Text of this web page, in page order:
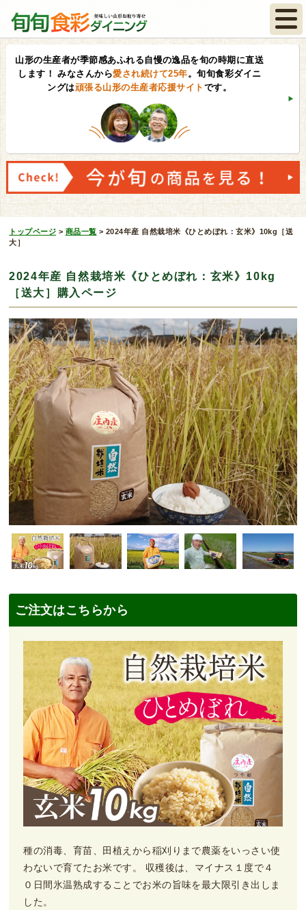
山形の生産者が季節感あふれる自慢の逸品を旬の時期に直送
します！ みなさんから愛され続けて25年。旬旬食彩ダイニ
ングは頑張る山形の生産者応援サイト です。
トップページ > 商品一覧 > 2024年産 自然栽培米《ひとめぼれ：玄米》10kg［送
大］
2024年産 自然栽培米《ひとめぼれ：玄米》10kg
［送大］購入ページ
ご注文はこちらから
種の消毒、育苗、田植えから稲刈りまで農薬をいっさい使
わないで育てたお米です。 収穫後は、マイナス１度で４
０日間氷温熟成することでお米の旨味を最大限引き出しま
した。